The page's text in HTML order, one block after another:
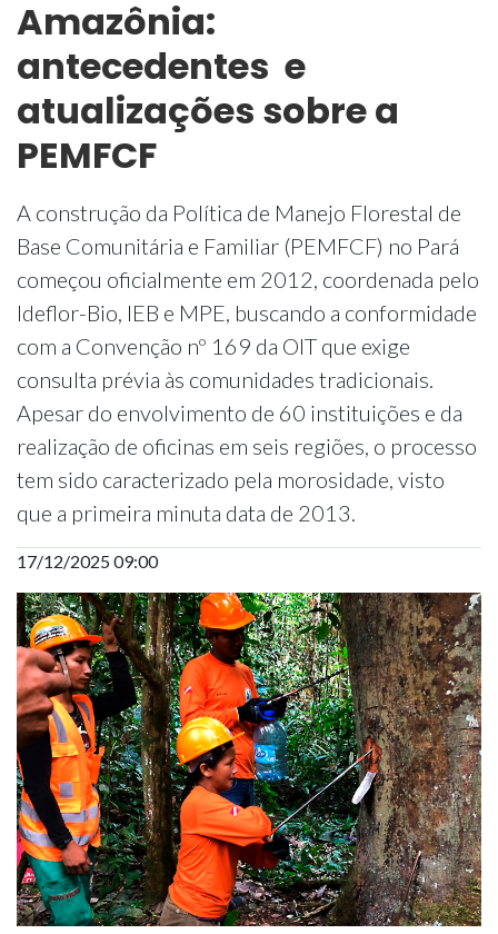
Amazônia:
antecedentes e
atualizações sobre a
PEMFCF
A construção da Política de Manejo Florestal de
Base Comunitária e Familiar (PEMFCF) no Pará
começou oficialmente em 2012, coordenada pelo
Ideflor-Bio, IEB e MPE, buscando a conformidade
com a Convenção nº 169 da OIT que exige
consulta prévia às comunidades tradicionais.
Apesar do envolvimento de 60 instituições e da
realização de oficinas em seis regiões, o processo
tem sido caracterizado pela morosidade, visto
que a primeira minuta data de 2013.
17/12/2025 09:00